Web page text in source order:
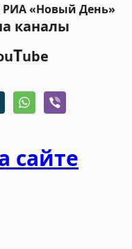
РИА «Новый День»
каналы
Tube
сайте